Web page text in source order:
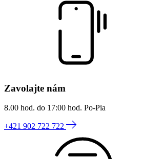
Zavolajte nám
8.00 hod. do 17:00 hod. Po-Pia
+421 902 722 722